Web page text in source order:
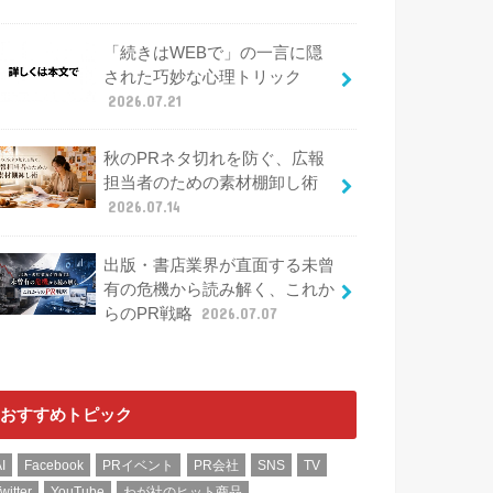
「続きはWEBで」の一言に隠
された巧妙な心理トリック
2026.07.21
秋のPRネタ切れを防ぐ、広報
担当者のための素材棚卸し術
2026.07.14
出版・書店業界が直面する未曾
有の危機から読み解く、これか
らのPR戦略
2026.07.07
おすすめトピック
Facebook PRイベント PR会社 SNS
TV